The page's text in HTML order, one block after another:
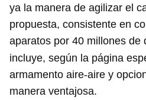
ya la manera de agilizar el
propuesta, consistente en
aparatos por 40 millones de
incluye, según la página
armamento aire-aire y
manera ventajosa.